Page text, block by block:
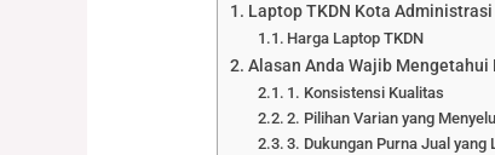
Laptop TKDN Kota
Harga Laptop TKDN
Alasan Anda Wajib
1. Konsistensi Kualitas
2. Pilihan Varian yang
3. Dukungan Purna Jual yang